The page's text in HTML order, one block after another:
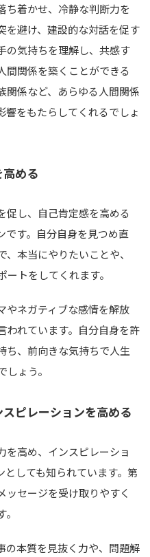
ち着かせ、冷静な判断力を
を避け、建設的な対話を促す
の気持ちを理解し、共感す
間関係を築くことができる
関係など、あらゆる人間関係
響をもたらしてくれるでしょ
める
促し、自己肯定感を高める
です。自分自身を見つめ直
本当にやりたいことや、
トをしてくれます。
やネガティブな感情を解放
われています。自分自身を許
ち、前向きな気持ちで人生
ょう。
ピレーションを高める
を高め、インスピレーショ
としても知られています。第
ッセージを受け取りやすく
の本質を見抜く力や、問題解